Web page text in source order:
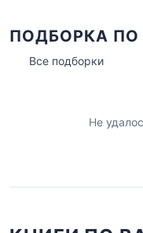
ПОДБОРКА
Все подборки
Не